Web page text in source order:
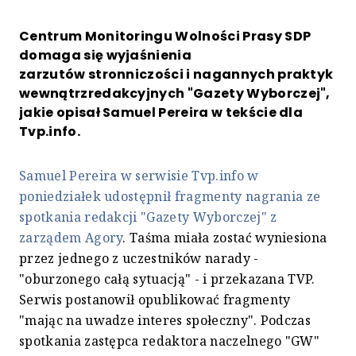
Centrum Monitoringu Wolności Prasy SDP
domaga się wyjaśnienia
zarzutów stronniczości i nagannych praktyk
wewnątrzredakcyjnych "Gazety Wyborczej",
jakie opisał Samuel Pereira w tekście dla
Tvp.info.
Samuel Pereira w serwisie Tvp.info w
poniedziałek udostępnił fragmenty nagrania ze
spotkania redakcji "Gazety Wyborczej" z
zarządem Agory. Taśma miała zostać wyniesiona
przez jednego z uczestników narady -
"oburzonego całą sytuacją" - i przekazana TVP.
Serwis postanowił opublikować fragmenty
"mając na uwadze interes społeczny". Podczas
spotkania zastępca redaktora naczelnego "GW"